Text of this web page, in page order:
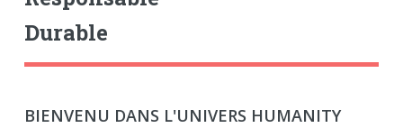
Durable
BIENVENU DANS L'UNIVERS HUMANITY